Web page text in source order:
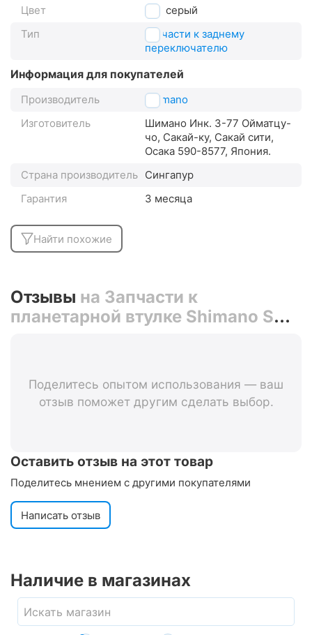
Цвет
серый
Тип
запчасти к заднему
переключателю
Информация для покупателей
Производитель
Shimano
Изготовитель
Шимано Инк. 3-77 Ойматцу-
чо, Сакай-ку, Сакай сити,
Осака 590-8577, Япония.
Страна производитель Сингапур
Гарантия
3 месяца
Найти похожие
Отзывы на Запчасти к
планетарной втулке Shimano SG-
Поделитесь опытом использования — ваш
отзыв поможет другим сделать выбор.
Оставить отзыв на этот товар
Поделитесь мнением с другими покупателями
Написать отзыв
Наличие в магазинах